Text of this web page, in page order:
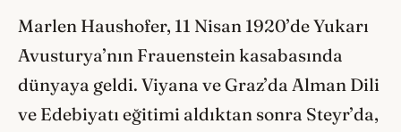
Marlen Haushofer, 11 Nisan 1920’de Yukarı
Avusturya’nın Frauenstein kasabasında
dünyaya geldi. Viyana ve Graz’da Alman Dili
ve Edebiyatı eğitimi aldıktan sonra Steyr’da,